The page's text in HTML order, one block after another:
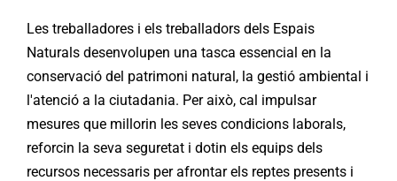
Delegades
Forma’t
Les treballadores i els treballadors dels Espais
Naturals desenvolupen una tasca essencial en la
conservació del patrimoni natural, la gestió ambiental i
l'atenció a la ciutadania. Per això, cal impulsar
mesures que millorin les seves condicions laborals,
reforcin la seva seguretat i dotin els equips dels
recursos necessaris per afrontar els reptes presents i